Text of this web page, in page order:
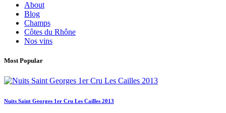
About
Blog
Champs
Côtes du Rhône
Nos vins
Most Popular
Nuits Saint Georges 1er Cru Les Cailles 2013